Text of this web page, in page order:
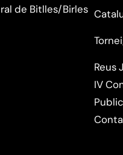
de Bitlles/Birles
Reus
IV